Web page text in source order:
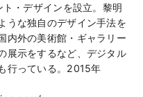
・デザインを設立。黎明
うな独自のデザイン手法を
内外の美術館・ギャラリー
展示をするなど、デジタル
行っている。2015年